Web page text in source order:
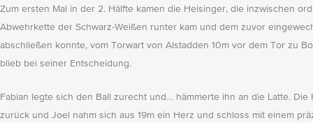
Zum ersten Mal in der 2. Hälfte kamen die Heisinger, die inzwischen
Abwehrkette der Schwarz-Weißen runter kam und dem zuvor
abschließen konnte, vom Torwart von Alstadden 10m vor dem Tor zu
blieb bei seiner Entscheidung.
Fabian legte sich den Ball zurecht und… hämmerte ihn an die Latte.
zurück und Joel nahm sich aus 19m ein Herz und schloss mit einem